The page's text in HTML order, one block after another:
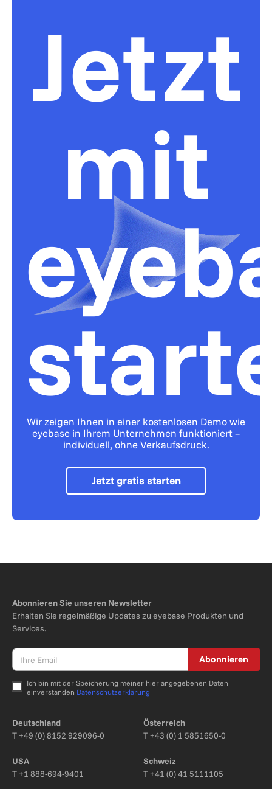
Jetzt
mit
Wir zeigen Ihnen in einer kostenlosen Demo wie
eyebase in Ihrem Unternehmen funktioniert –
individuell, ohne Verkaufsdruck.
Jetzt gratis starten
Abonnieren Sie unseren Newsletter
Erhalten Sie regelmäßige Updates zu eyebase Produkten und
Services.
Abonnieren
Ich bin mit der Speicherung meiner hier angegebenen Daten
einverstanden Datenschutzerklärung
Deutschland
T+49 (0) 8152 929096-0
Österreich
T+43 (0) 1 5851650-0
USA
T+1 888-694-9401
Schweiz
T+41 (0) 41 5111105